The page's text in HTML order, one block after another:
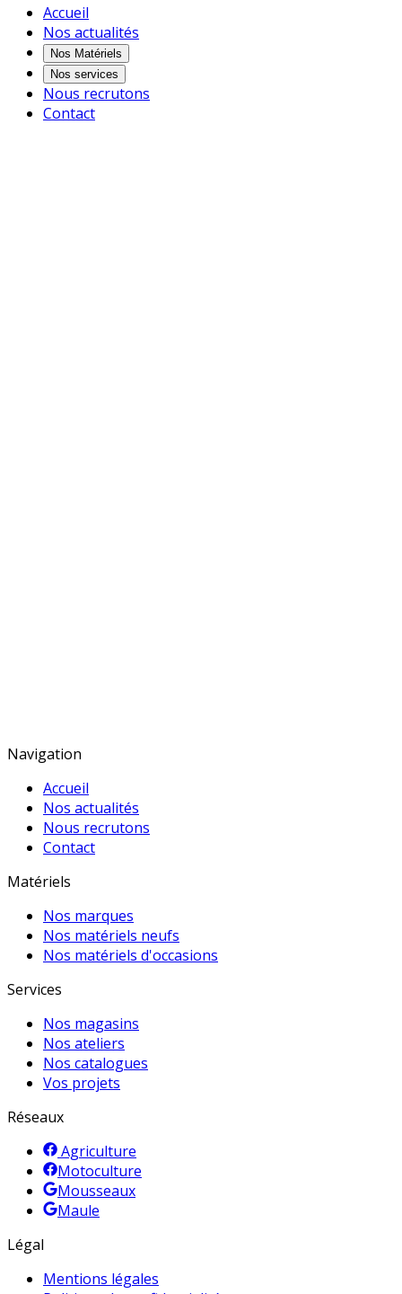
Accueil
Nos actualités
Nos Matériels
Nos services
Nous recrutons
Contact
Navigation
Accueil
Nos actualités
Nous recrutons
Contact
Matériels
Nos marques
Nos matériels neufs
Nos matériels d'occasions
Services
Nos magasins
Nos ateliers
Nos catalogues
Vos projets
Réseaux
Agriculture
Motoculture
Mousseaux
Maule
Légal
Mentions légales